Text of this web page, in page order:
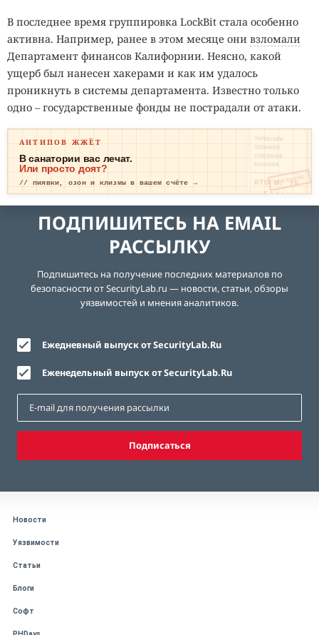
В последнее время группировка LockBit стала особенно
активна. Например, ранее в этом месяце они взломали
Департамент финансов Калифорнии. Неясно, какой
ущерб был нанесен хакерами и как им удалось
проникнуть в системы департамента. Известно только
одно – государственные фонды не пострадали от атаки.
ПИЯВКИ₽₽
ОЗОН₽₽₽
КЛИЗМА₽₽
КАПЛИ₽₽
ИТОГО: ТР
ЕВОГА
ОПЛАЧЕНО
АНТИПОВ ЖЖЁТ
В санатории вас лечат.
Или просто доят?
// пиявки, озон и клизмы в вашем счёте →
ПОДПИШИТЕСЬ НА EMAIL
РАССЫЛКУ
Подпишитесь на получение последних материалов по
безопасности от SecurityLab.ru — новости, статьи, обзоры
уязвимостей и мнения аналитиков.
Ежедневный выпуск от SecurityLab.Ru
Еженедельный выпуск от SecurityLab.Ru
Подписаться
Новости
Уязвимости
Статьи
Блоги
Софт